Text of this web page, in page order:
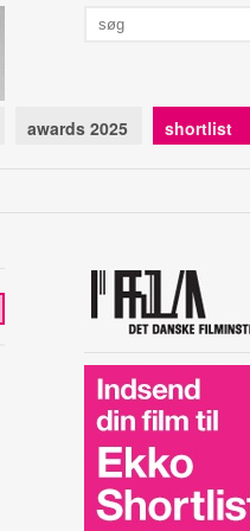
awards 2025 shortlist